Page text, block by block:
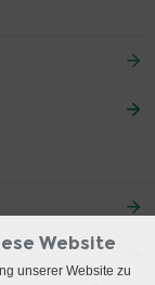
Website
unserer Website zu